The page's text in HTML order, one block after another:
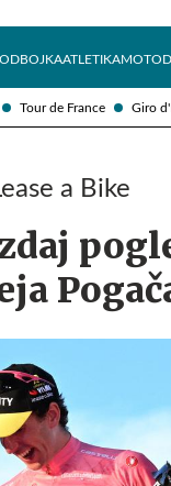
Tour de France Giro
ODBOJKAATLETIKAMOTO
a Bike